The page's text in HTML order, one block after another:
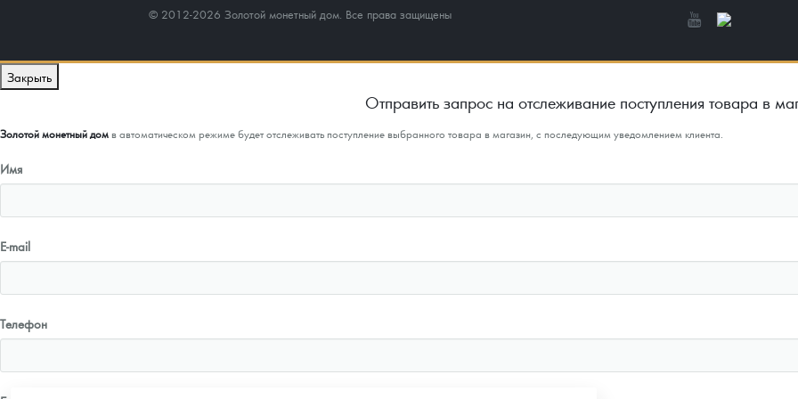
© 2012-2026 Золотой монетный дом. Все права защищены
Закрыть
Отправить запрос на отслеживание поступления товара в
Золотой монетный домв автоматическом режиме будет отслеживать поступление выбранного товара в магазин, с последующим уведомлением клиента.
Имя
E-mail
Телефон